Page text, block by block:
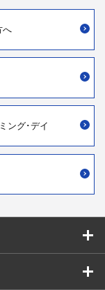
へ
ング･デイ